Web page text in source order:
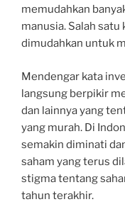
memudahkan
manusia. Salah satu
dimudahkan untuk
Mendengar kata
langsung berpikir
dan lainnya yang
yang murah. Di
semakin diminati
saham yang terus
stigma tentang
tahun terakhir.